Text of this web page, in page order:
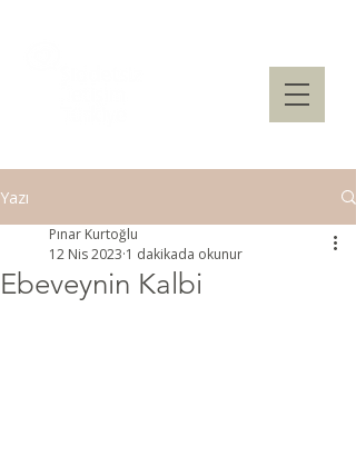
Yazı
Ebeveynin Kalbi
Pınar Kurtoğlu
12 Nis 2023 1 dakikada okunur